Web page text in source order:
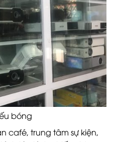
bóng
café, trung tâm sự kiện,